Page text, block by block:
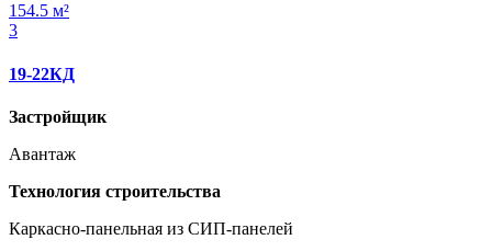
154.5 м²
3
19-22КД
Застройщик
Авантаж
Технология строительства
Каркасно-панельная из СИП-панелей